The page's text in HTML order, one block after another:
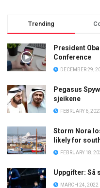
Trending
President
Conference
DECEMBER 29,
Pegasus
sjeikene
FEBRUARY 6,
Storm Nora
likely for
FEBRUARY 18,
Uppgifter: Så
MARCH 24, 2022